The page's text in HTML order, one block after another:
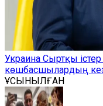
Украина Сыртқы істер
көшбасшылардың
ҰСЫНЫЛҒАН